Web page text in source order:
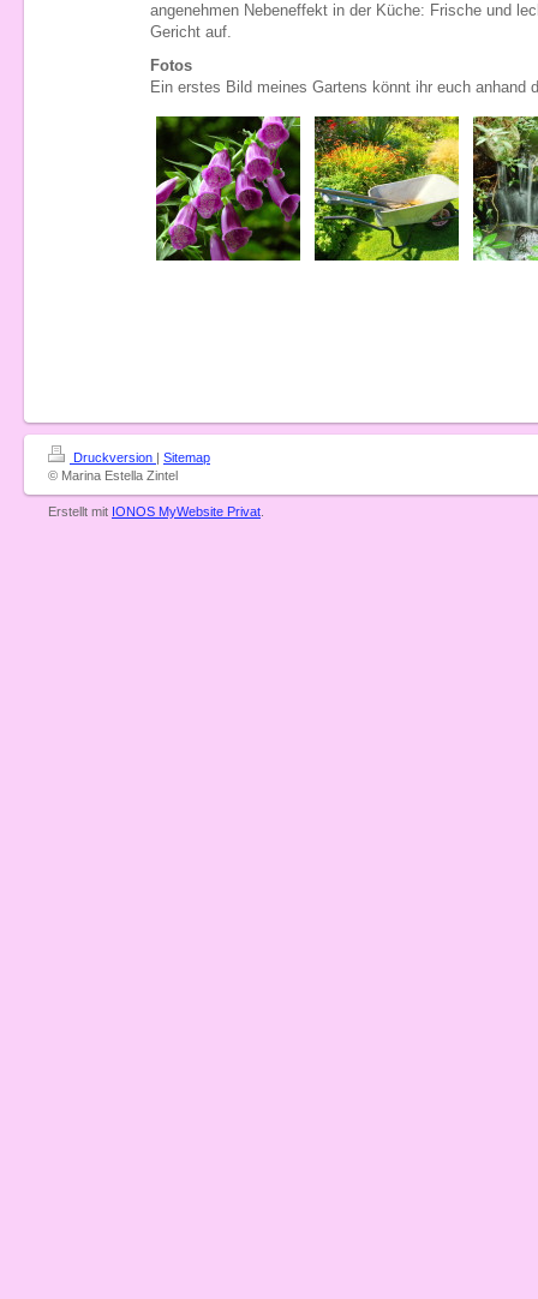
angenehmen Nebeneffekt in der Küche: Frische und
Gericht auf.
Fotos
Ein erstes Bild meines Gartens könnt ihr euch anhand
Druckversion | Sitemap
© Marina Estella Zintel
Erstellt mit IONOS MyWebsite Privat